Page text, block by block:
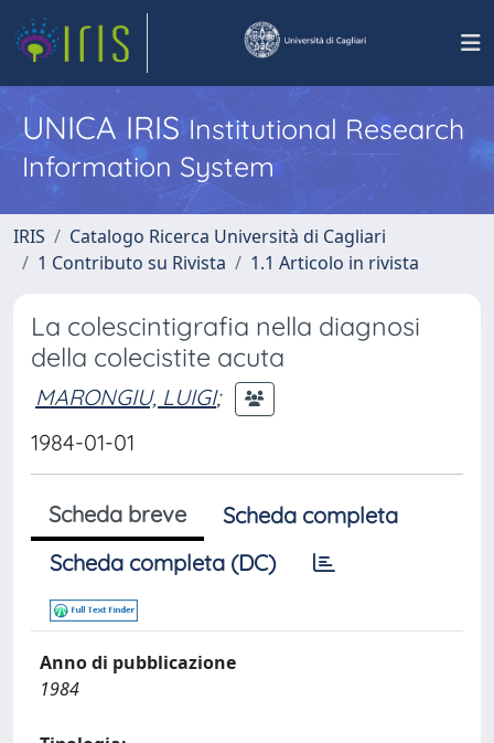
UNICA IRISInstitutional Research
Information System
IRIS
Catalogo Ricerca Università di Cagliari
1 Contributo su Rivista
1.1 Articolo in rivista
La colescintigrafia nella diagnosi
della colecistite acuta
MARONGIU, LUIGI;
1984-01-01
Scheda breve
Scheda completa
Scheda completa (DC)
Anno di pubblicazione
1984